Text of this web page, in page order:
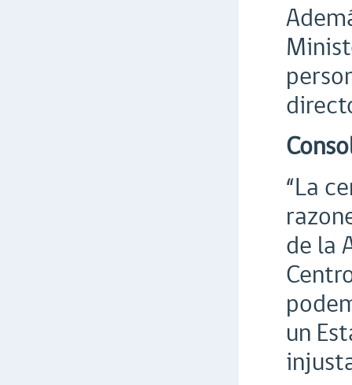
“La
de la
un